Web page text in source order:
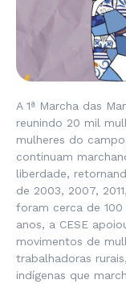
A 1ª Marcha das
reunindo 20 mil
mulheres do
continuam
liberdade,
de 2003, 2007,
foram cerca de 100
anos, a CESE
movimentos de
trabalhadoras
indígenas que